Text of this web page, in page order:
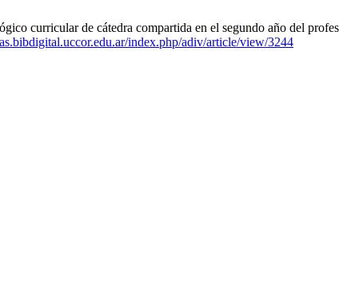
curricular de cátedra compartida en el segundo año del
index.php/adiv/article/view/3244